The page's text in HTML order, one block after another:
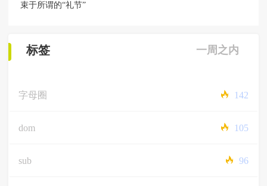
束于所谓的“礼节”
标签 一周之内
字母圈 142
dom 105
sub 96